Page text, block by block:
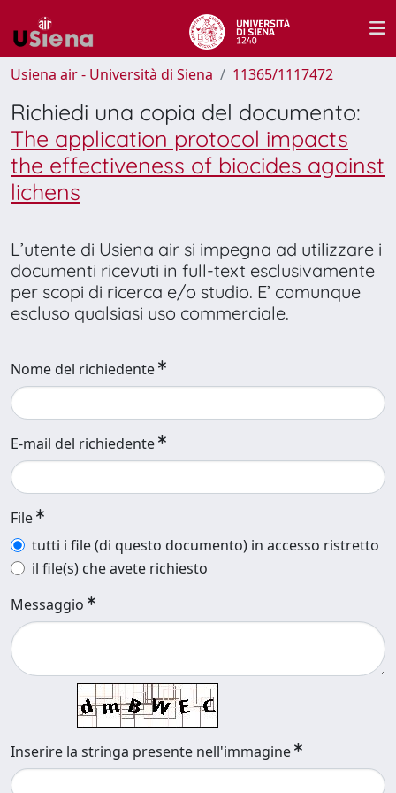
Usiena air - Università di Siena 11365/1117472
Richiedi una copia del documento:
The application protocol impacts
the effectiveness of biocides against
lichens
L’utente di Usiena air si impegna ad utilizzare i
documenti ricevuti in full-text esclusivamente
per scopi di ricerca e/o studio. E’ comunque
escluso qualsiasi uso commerciale.
Nome del richiedente
E-mail del richiedente
File
tutti i file (di questo documento) in accesso ristretto
il file(s) che avete richiesto
Messaggio
Inserire la stringa presente nell'immagine